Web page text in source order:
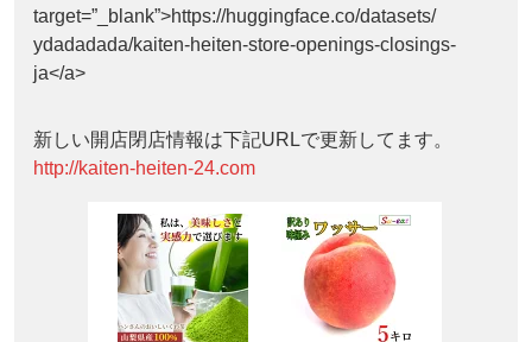
target=”_blank”>https://huggingface.co/datasets/
ydadadada/kaiten-heiten-store-openings-closings-
ja</a>
新しい開店閉店情報は下記URLで更新してます。
http://kaiten-heiten-24.com